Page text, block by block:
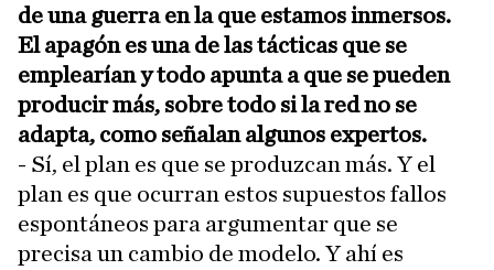
de una guerra en la que estamos inmersos.
El apagón es una de las tácticas que se
emplearían y todo apunta a que se pueden
producir más, sobre todo si la red no se
adapta, como señalan algunos expertos.
- Sí, el plan es que se produzcan más. Y el
plan es que ocurran estos supuestos fallos
espontáneos para argumentar que se
precisa un cambio de modelo. Y ahí es